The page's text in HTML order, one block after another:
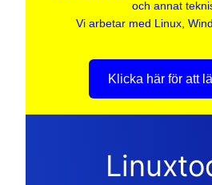
och annat
Vi arbetar med Linux,
Klicka här för att